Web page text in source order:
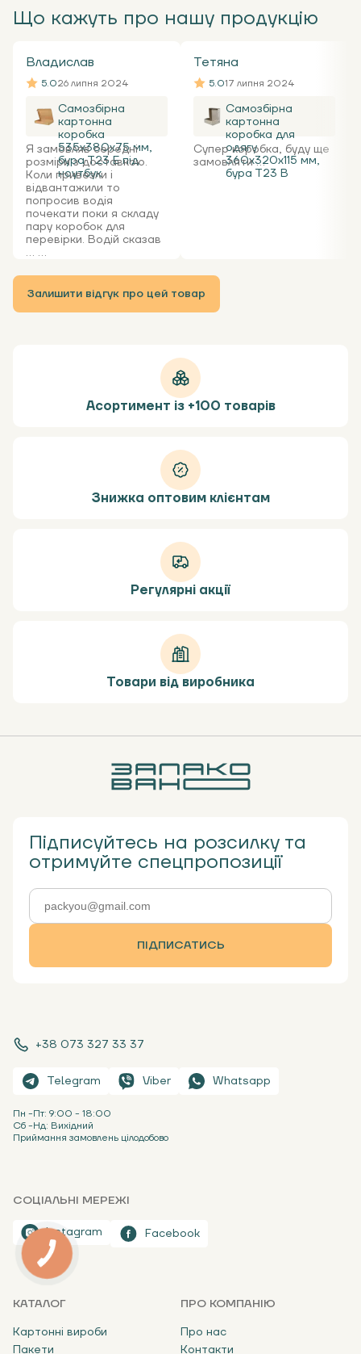
Що кажуть про нашу продукцію
Владислав
5.026 липня 2024
Самозбірна
картонна
коробка
535x380x75 мм,
бура Т23 Е під
ноутбук
Я замовляв середні
розміри з доставкою.
Коли привезли і
відвантажили то
попросив водія
почекати поки я складу
пару коробок для
перевірки. Водій сказав
... ...
Тетяна
5.017 липня 2024
Самозбірна
картонна
коробка для
одягу
360х320х115 мм,
бура Т23 В
Супер коробка, буду ще
замовляти ...
Залишити відгук про цей товар
Асортимент із +100 товарів
Знижка оптовим клієнтам
Регулярні акції
Товари від виробника
+38 073 327 33 37
Telegram Viber Whatsapp
Пн -Пт: 9:00 - 18:00
Сб -Нд: Вихідний
Приймання замовлень цілодобово
СОЦІАЛЬНІ МЕРЕЖІ
Instagram Facebook
КАТАЛОГ
Картонні вироби
Пакети
ПРО КОМПАНІЮ
Про нас
Контакти
Підписуйтесь на розсилку та
отримуйте спецпропозиції
ПІДПИСАТИСЬ